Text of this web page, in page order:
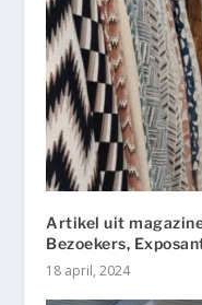
Artikel uit
Bezoekers,
18 april, 2024